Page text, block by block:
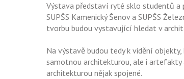
Výstava představí ryté sklo studentů a
SUPŠS Kamenický Šenov a SUPŠS
tvorbu budou vystavující hledat v
Na výstavě budou tedy k vidění
samotnou architekturou, ale i artefakty
architekturou nějak spojené.